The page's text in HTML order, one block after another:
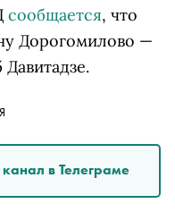
сообщается, что
Дорогомилово —
в Телеграме